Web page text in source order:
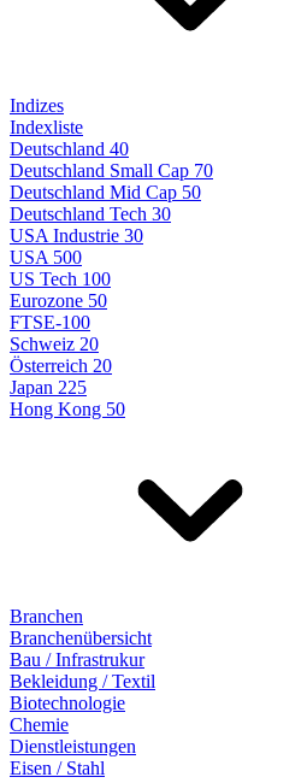
Indizes
Indexliste
Deutschland 40
Deutschland Small Cap 70
Deutschland Mid Cap 50
Deutschland Tech 30
USA Industrie 30
USA 500
US Tech 100
Eurozone 50
FTSE-100
Schweiz 20
Österreich 20
Japan 225
Hong Kong 50
Branchen
Branchenübersicht
Bau / Infrastrukur
Bekleidung / Textil
Biotechnologie
Chemie
Dienstleistungen
Eisen / Stahl